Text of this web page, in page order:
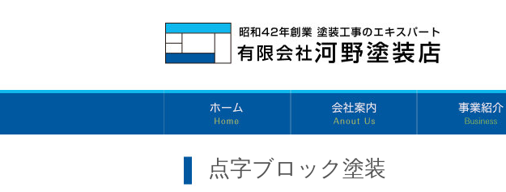
点字ブロック塗装